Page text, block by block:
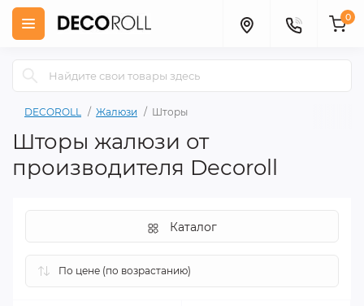
0
DECOROLL Жалюзи Шторы
Шторы жалюзи от
производителя Decoroll
Каталог